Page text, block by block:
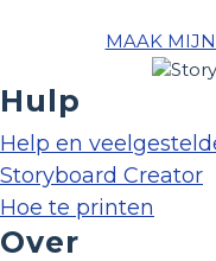
MAAK MIJN
Hulp
Help en
Storyboard Creator
Hoe te printen
Over